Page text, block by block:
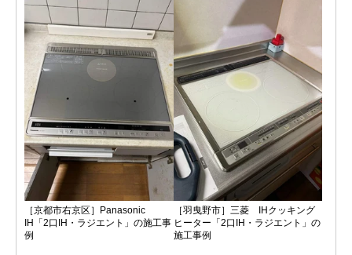
［京都市右京区］Panasonic
IH「2口IH・ラジエント」の施工事
例
［羽曳野市］三菱 IHクッキング
ヒーター「2口IH・ラジエント」の
施工事例